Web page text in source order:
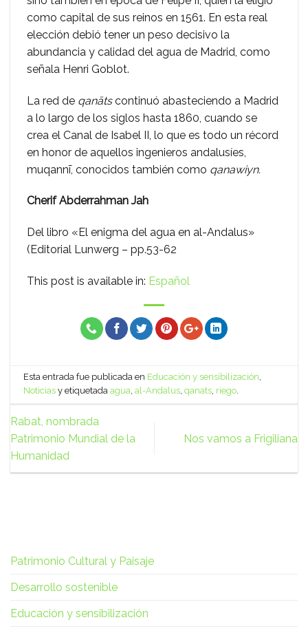
como capital de sus reinos en 1561. En esta real
elección debió tener un peso decisivo la
abundancia y calidad del agua de Madrid, como
señala Henri Goblot.
La red de qanātscontinuó abasteciendo a Madrid
a lo largo de los siglos hasta 1860, cuando se
crea el Canal de Isabel II, lo que es todo un récord
en honor de aquellos ingenieros andalusíes,
muqannī, conocidos también como qanawiyn.
Cherif Abderrahman Jah
Del libro «El enigma del agua en al-Andalus»
(Editorial Lunwerg – pp.53-62
This post is available in: Español
Esta entrada fue publicada en Educación y sensibilización,
Noticias y etiquetadaagua,al-Andalus,qanats, riego.
Rabat, nombrada
Patrimonio Mundial de la
Humanidad
Nos vamos a Frigiliana
Patrimonio Cultural y Paisaje
Desarrollo sostenible
Educación y sensibilización